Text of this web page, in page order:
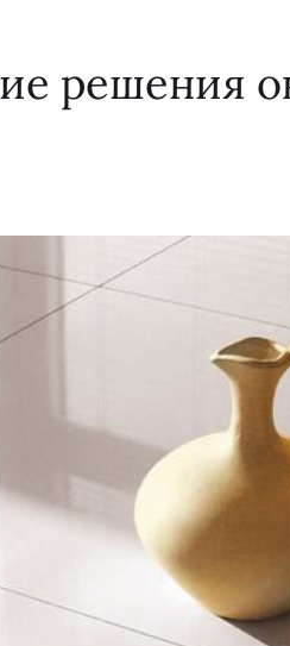
решения